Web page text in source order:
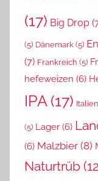
(17) Big Drop
(5) Dänemark (5)
(7) Frankreich (5)
hefeweizen (6)
IPA (17) Italien
(5) Lager (6)
(6) Malzbier (8)
Naturtrüb